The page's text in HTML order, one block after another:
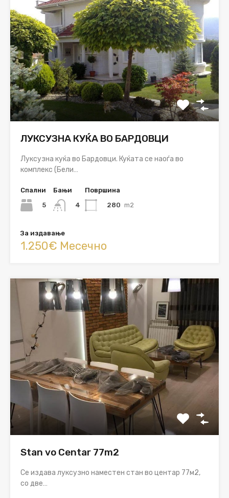
ЛУКСУЗНА КУЌА ВО БАРДОВЦИ
Луксузна куќа во Бардовци. Куќата се наоѓа во
комплекс (Бели…
Спални
5
Бањи
4
Површина
280 m2
За издавање
1.250€ Месечно
Stan vo Centar 77m2
Се издава луксузно наместен стан во центар 77м2,
со две…